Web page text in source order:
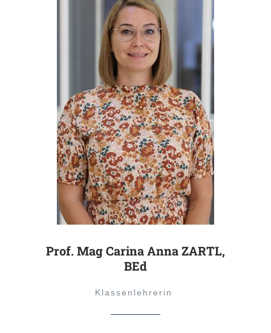
Prof. Mag Carina Anna ZARTL,
BEd
Klassenlehrerin